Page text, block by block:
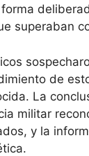
superaban
de
La
militar
y la